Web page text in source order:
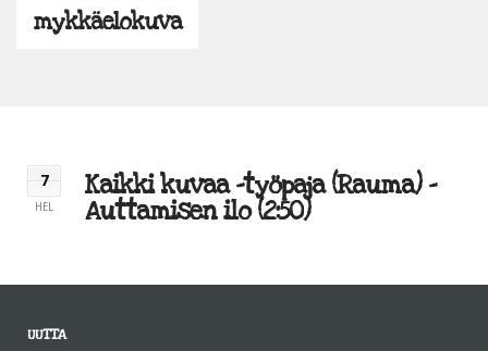
mykkäelokuva
7
HEL
Kaikki kuvaa -työpaja (Rauma) –
Auttamisen ilo (2:50)
UUTTA